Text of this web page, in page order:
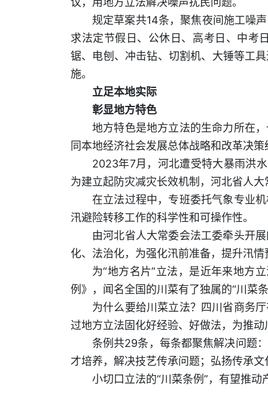
规定草案共14条，聚焦夜间施工噪
求法定节假日、公休日、高考日、中考
锯、电刨、冲击钻、切割机、大锤等工
施。
立足本地实际
彰显地方特色
地方特色是地方立法的生命力所在
同本地经济社会发展总体战略和改革决
2023年7月，河北遭受特大暴雨洪
为建立起防灾减灾长效机制，河北省人
在立法过程中，专班委托气象专业
汛避险转移工作的科学性和可操作性。
由河北省人大常委会法工委牵头开
化、法治化，为强化汛前准备，提升汛
为“地方名片”立法，是近年来地方
例》，闻名全国的川菜有了独属的“川菜
为什么要给川菜立法？四川省商务
过地方立法固化好经验、好做法，为推
条例共29条，每条都聚焦解决问题
才培养，解决技艺传承问题；弘扬传承
小切口立法的“川菜条例”，有望推动